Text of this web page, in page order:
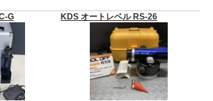
G KDS オートレベル RS-26